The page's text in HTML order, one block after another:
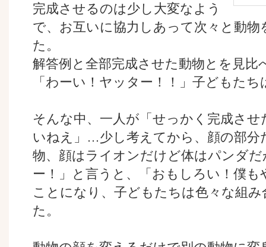
完成させるのは少し大変なよう
で、お互いに協力しあって次々と動
た。
解答例と全部完成させた動物とを見比
「わーい！ヤッター！！」子どもた
そんな中、一人が「せっかく完成さ
いねえ」…少し考えてから、顔の部分
物、顔はライオンだけど体はパンダだ
ー！」と言うと、「おもしろい！僕
ことになり、子どもたちは色々な組
た。